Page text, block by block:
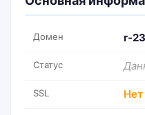
Домен r-
Статус
SSL Нет